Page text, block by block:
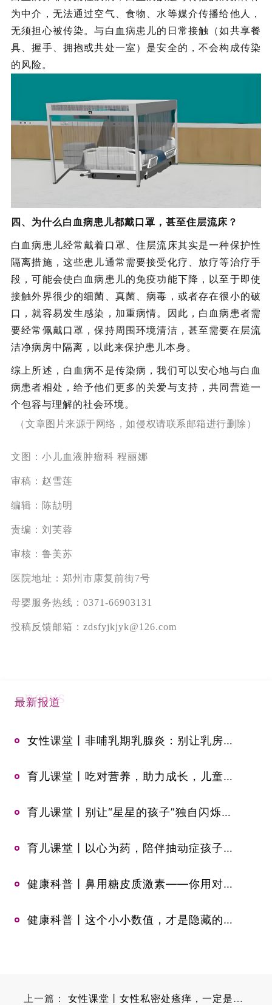
为中介，无法通过空气、食物、水等媒介传播给他人，
无须担心被传染。与白血病患儿的日常接触（如共享餐
具、握手、拥抱或共处一室）是安全的，不会构成传染
的风险。
四、为什么白血病患儿都戴口罩，甚至住层流床？
白血病患儿经常戴着口罩、住层流床其实是一种保护性
隔离措施，这些患儿通常需要接受化疗、放疗等治疗手
段，可能会使白血病患儿的免疫功能下降，以至于即使
接触外界很少的细菌、真菌、病毒，或者存在很小的破
口，就容易发生感染，加重病情。因此，白血病患者需
要经常佩戴口罩，保持周围环境清洁，甚至需要在层流
洁净病房中隔离，以此来保护患儿本身。
综上所述，白血病不是传染病，我们可以安心地与白血
病患者相处，给予他们更多的关爱与支持，共同营造一
个包容与理解的社会环境。
（文章图片来源于网络，如侵权请联系邮箱进行删除）
文图：小儿血液肿瘤科 程丽娜
审稿：赵雪莲
编辑：陈劼明
责编：刘芙蓉
审核：鲁美苏
医院地址：郑州市康复前街7号
母婴服务热线：0371-66903131
投稿反馈邮箱：zdsfyjkjyk@126.com
最新报道
news
女性课堂丨非哺乳期乳腺炎：别让乳房在“安静期”受伤
育儿课堂丨吃对营养，助力成长，儿童身高发育饮食科普
育儿课堂丨别让“星星的孩子”独自闪烁：孤独症谱系障碍早识别早干预
育儿课堂丨以心为药，陪伴抽动症孩子走过成长之路
健康科普丨鼻用糖皮质激素——你用对药了吗？
健康科普丨这个小小数值，才是隐藏的健康体检红线
上一篇： 女性课堂丨女性私密处瘙痒，一定是阴道炎吗？----警惕“外阴白斑”！